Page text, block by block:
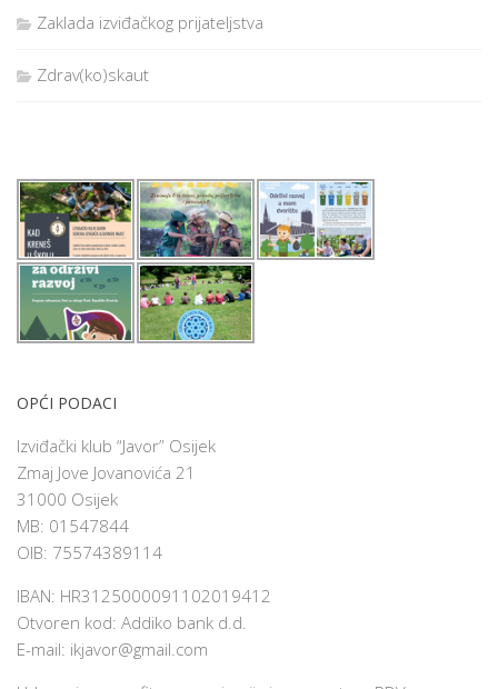
Zaklada izviđačkog prijateljstva
Zdrav(ko)skaut
OPĆI PODACI
Izviđački klub “Javor” Osijek
Zmaj Jove Jovanovića 21
31000 Osijek
MB: 01547844
OIB: 75574389114
IBAN: HR3125000091102019412
Otvoren kod: Addiko bank d.d.
E-mail: ikjavor@gmail.com